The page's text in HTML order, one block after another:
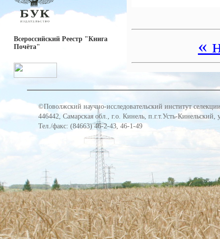
Всероссийский Реестр "Книга
Почёта"
«
©Поволжский научно-исследовательский институт
446442, Самарская обл., г.о. Кинель, п.г.т.Усть-Кинельский,
Тел./факс: (84663) 46-2-43, 46-1-49